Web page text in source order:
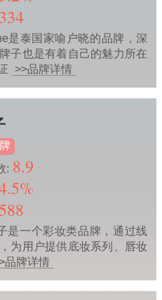
是泰国家喻户晓的品牌，深
子也是有着自己的魅力所在
>>品牌详情
: 8.9
是一个彩妆类品牌，通过线
为用户提供底妆系列、唇妆
品牌详情